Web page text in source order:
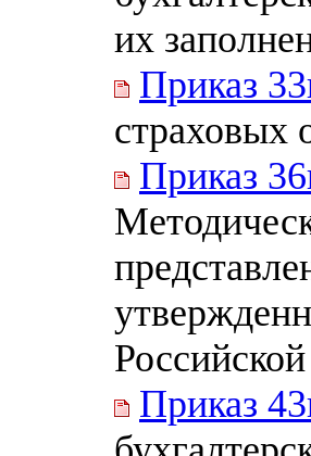
их
Приказ
страховых
Приказ
Приказ